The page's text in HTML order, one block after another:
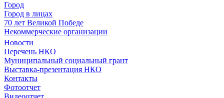
Город
Город в лицах
70 лет Великой Победе
Некоммерческие организации
Новости
Перечень НКО
Муниципальный социальный грант
Выставка-презентация НКО
Контакты
Фотоотчет
Видеоотчет